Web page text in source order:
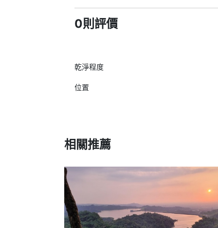
0則評價
乾淨程度
位置
相關推薦